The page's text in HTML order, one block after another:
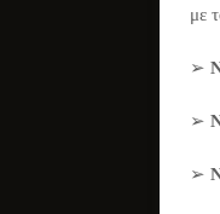
με
➢
➢
➢